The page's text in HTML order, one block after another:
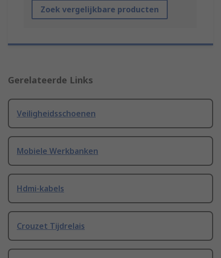
Zoek vergelijkbare producten
Gerelateerde Links
Veiligheidsschoenen
Mobiele Werkbanken
Hdmi-kabels
Crouzet Tijdrelais